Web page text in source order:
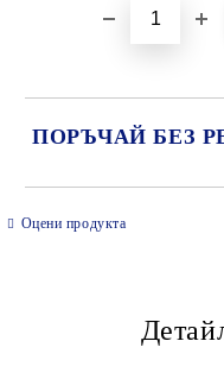
ПОРЪЧАЙ БЕЗ
Ние ще се свържем с вас
Оцени продукта